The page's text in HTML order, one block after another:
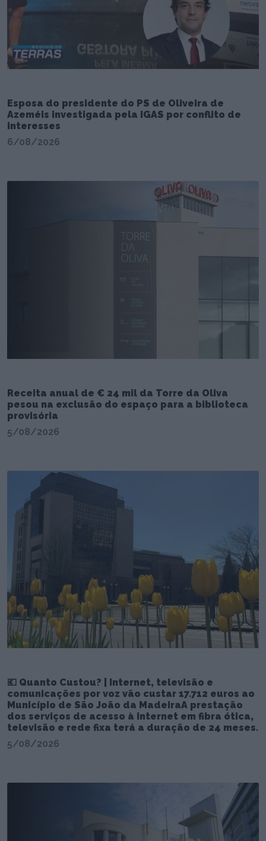
Esposa do presidente do PS de Oliveira de
Azeméis investigada pela IGAS por conflito de
interesses
6/08/2026
Receita anual de € 24 mil da Torre da Oliva
pesou na exclusão do espaço para a biblioteca
provisória
5/08/2026
💶 Quanto Custou? | Internet, televisão e
comunicações por voz vão custar 17.712 euros ao
Município de São João da MadeiraA prestação
dos serviços de acesso à internet em fibra ótica,
televisão e rede fixa terá a duração de 24 meses.
5/08/2026